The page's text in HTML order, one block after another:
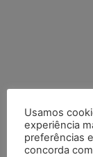
Usamos
experiência
preferências
concorda